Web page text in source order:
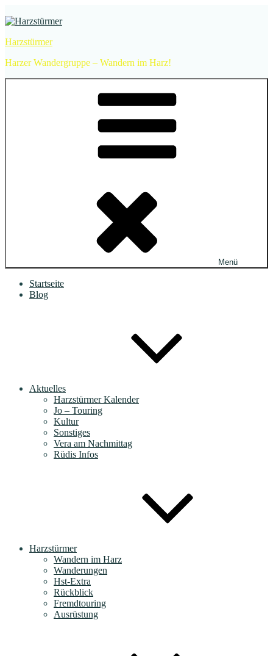
Inhalt
Harzstürmer
Harzer Wandergruppe – Wandern im Harz!
Menü
Startseite
Blog
Aktuelles
Harzstürmer Kalender
Jo – Touring
Kultur
Sonstiges
Vera am Nachmittag
Rüdis Infos
Harzstürmer
Wandern im Harz
Wanderungen
Hst-Extra
Rückblick
Fremdtouring
Ausrüstung